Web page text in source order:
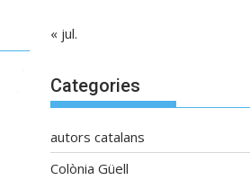
« jul.
Categories
autors catalans
Colònia Güell